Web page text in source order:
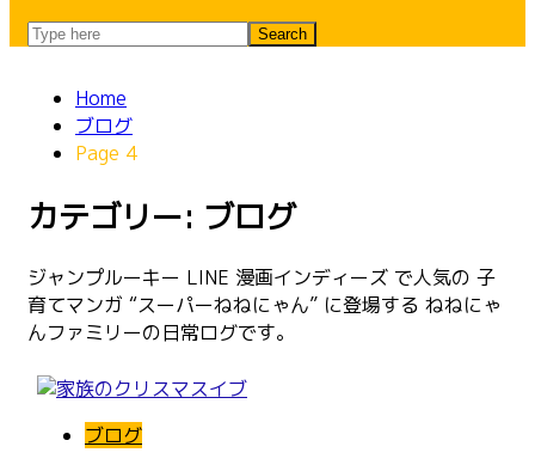
Home
ブログ
Page 4
カテゴリー: ブログ
ジャンプルーキー LINE 漫画インディーズ で人気の 子
育てマンガ “スーパーねねにゃん” に登場する ねねにゃ
んファミリーの日常ログです。
ブログ